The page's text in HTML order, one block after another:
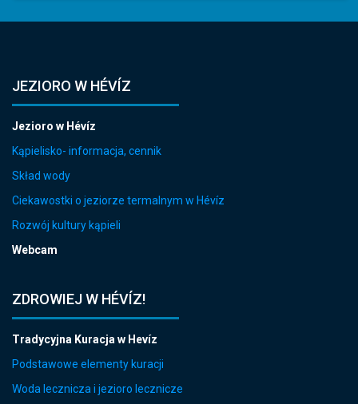
JEZIORO W HÉVÍZ
Jezioro w Hévíz
Kąpielisko- informacja, cennik
Skład wody
Ciekawostki o jeziorze termalnym w Hévíz
Rozwój kultury kąpieli
Webcam
ZDROWIEJ W HÉVÍZ!
Tradycyjna Kuracja w Hevíz
Podstawowe elementy kuracji
Woda lecznicza i jezioro lecznicze